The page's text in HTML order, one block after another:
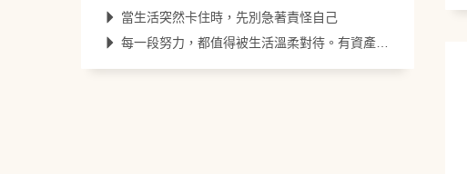
當生活突然卡住時，先別急著責怪自己
每一段努力，都值得被生活溫柔對待。有資產，就有方法；有需要，就來找匯豐。